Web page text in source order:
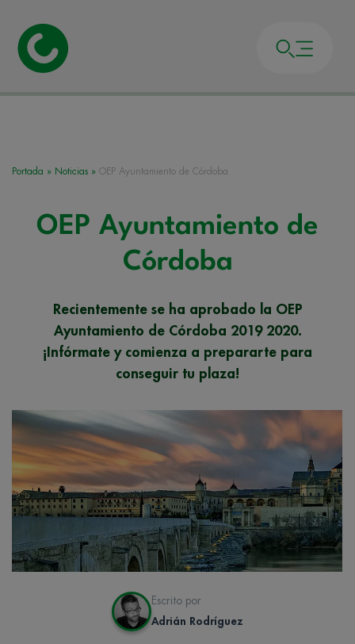
Portada » Noticias » OEP Ayuntamiento de Córdoba
OEP Ayuntamiento de
Córdoba
Recientemente se ha aprobado la OEP
Ayuntamiento de Córdoba 2019 2020.
¡Infórmate y comienza a prepararte para
conseguir tu plaza!
Escrito por
Adrián Rodríguez